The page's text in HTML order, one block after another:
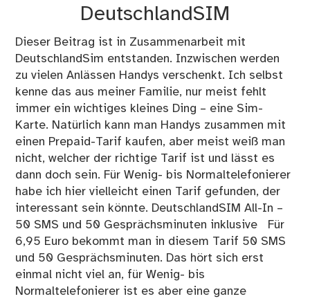
DeutschlandSIM
Dieser Beitrag ist in Zusammenarbeit mit
DeutschlandSim entstanden. Inzwischen werden
zu vielen Anlässen Handys verschenkt. Ich selbst
kenne das aus meiner Familie, nur meist fehlt
immer ein wichtiges kleines Ding – eine Sim-
Karte. Natürlich kann man Handys zusammen mit
einen Prepaid-Tarif kaufen, aber meist weiß man
nicht, welcher der richtige Tarif ist und lässt es
dann doch sein. Für Wenig- bis Normaltelefonierer
habe ich hier vielleicht einen Tarif gefunden, der
interessant sein könnte. DeutschlandSIM All-In –
50 SMS und 50 Gesprächsminuten inklusive Für
6,95 Euro bekommt man in diesem Tarif 50 SMS
und 50 Gesprächsminuten. Das hört sich erst
einmal nicht viel an, für Wenig- bis
Normaltelefonierer ist es aber eine ganze